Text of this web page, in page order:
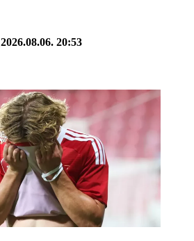
2026.08.06. 20:53